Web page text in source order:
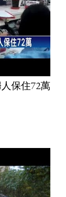
保住72萬